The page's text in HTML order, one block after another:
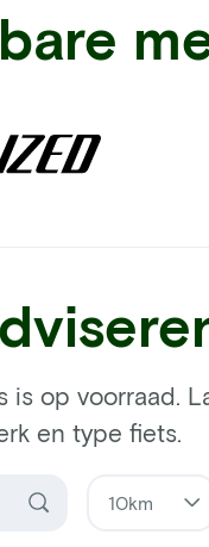
is op voorraad.
en type fiets.